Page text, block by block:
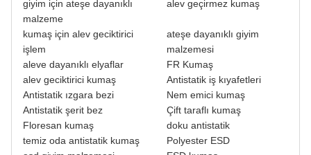
giyim için ateşe dayanıklı
malzeme
alev geçirmez kumaş
kumaş için alev geciktirici
işlem
ateşe dayanıklı giyim
malzemesi
aleve dayanıklı elyaflar
FR Kumaş
alev geciktirici kumaş
Antistatik iş kıyafetleri
Antistatik ızgara bezi
Nem emici kumaş
Antistatik şerit bez
Çift taraflı kumaş
Floresan kumaş
doku antistatik
temiz oda antistatik kumaş
Polyester ESD